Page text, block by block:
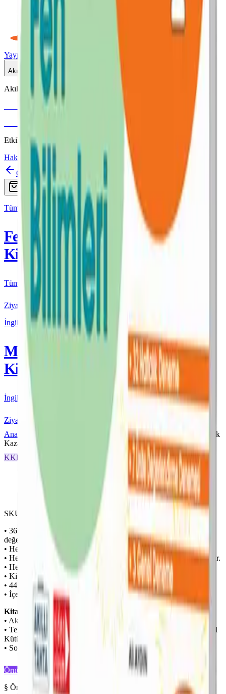
Yayınlar Dijital
Akıllı Tahta
Akıllı Tahta Uyumlu
Fenomen Okul
Etkileşimli içerik · Video destekli anlatım · MEB uyumlu
Hakkımızda
Geri
Ara
Online Satış
Tüm Yayınlar
Fenomen
Kitap
Tüm Kurmay yayınları için resmi satış
Ziyaret Et
İngilizce
More & More
Kitap
İngilizce kaynakları için resmi satış
Ziyaret Et
Ana Sayfa
KKD 7 MATEMATİK (Haftalık
Kazanım Kavrama Denemeleri)
KKD
SKU ·
9786257174893
• 36 hafta boyunca her haftanın kazanımını kendi içinde
değerlendirir. Böylece her kazanım ayrı ayrı sınanmış olur.
• Her denemenin başında o haftanın kazanım listesi bulunur.
• Her denemedeki soruların zorluk seviyesi kolaydan zora doğrudur.
• Her ünitenin sonunda ünite değerlendirme denemesi bulunur.
• Kitabın sonunda tüm üniteleri kapsayan 2 genel deneme bulunur.
• 44 fasikülden oluşur.
• İçerisinde 880 soru bulunur.
Kitabımızı zenginleştiren dijital destekleyici materyaller:
• Akıllı tahta uygulaması (fenomenokul.com)
• Telefon ve tabletler için akıllı tahta uygulamaları (Fenomen Mobil
Kütüphane)
• Soru çözüm videoları (Fenomen Video Çözüm)
Örnek Sayfaları Aç
§ Örnek Sayfalar